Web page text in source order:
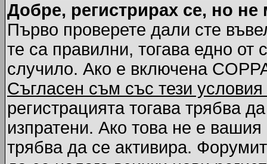
Добре, регистрирах се, но не
Първо проверете дали сте
те са правилни, тогава едно
случило. Ако е включена
Съгласен съм със тези
регистрацията тогава трябва
изпратени. Ако това не е
трябва да се активира.